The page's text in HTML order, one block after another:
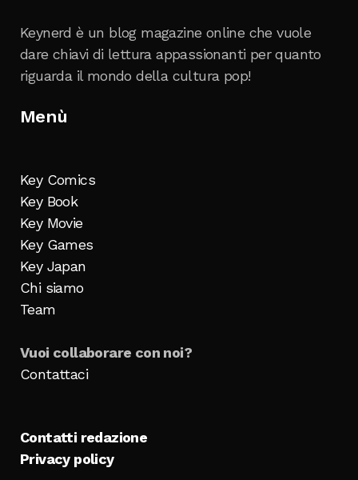
Keynerd è un blog magazine online che vuole
dare chiavi di lettura appassionanti per quanto
riguarda il mondo della cultura pop!
Menù
Key Comics
Key Book
Key Movie
Key Games
Key Japan
Chi siamo
Team
Vuoi collaborare con noi?
Contattaci
Contatti redazione
Privacy policy